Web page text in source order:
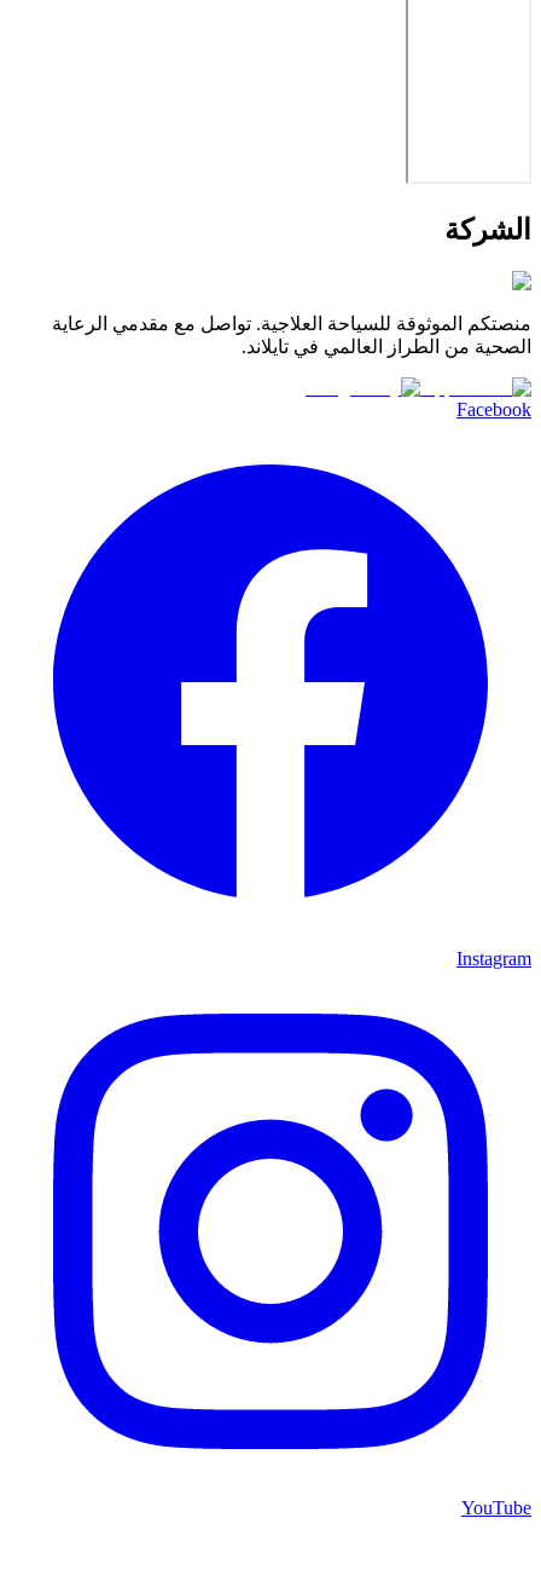
الشركة
منصتكم الموثوقة للسياحة العلاجية. تواصل مع مقدمي الرعاية
الصحية من الطراز العالمي في تايلاند.
Facebook
Instagram
YouTube